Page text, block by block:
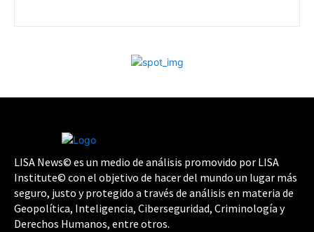
LISA News© es un medio de análisis promovido por LISA
Institute© con el objetivo de hacer del mundo un lugar más
seguro, justo y protegido a través de análisis en materia de
Geopolítica, Inteligencia, Ciberseguridad, Criminología y
Derechos Humanos, entre otros.